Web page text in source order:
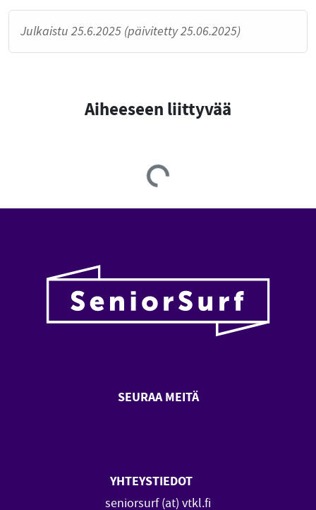
Julkaistu 25.6.2025 (päivitetty 25.06.2025)
Aiheeseen liittyvää
Loading...
SEURAA MEITÄ
YHTEYSTIEDOT
seniorsurf (at) vtkl.fi